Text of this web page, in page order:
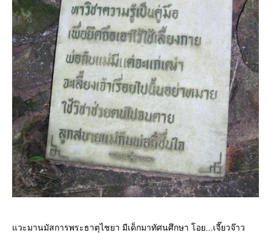
วะมานมัสการพระธาตุไชยา มีเด็กมาทัศนศึกษา โอย...เจี๊ยวจ๊าว